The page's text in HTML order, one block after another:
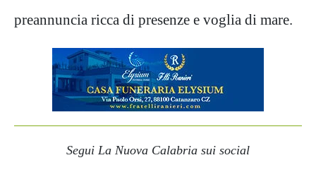
preannuncia ricca di presenze e voglia di mare.
Segui La Nuova Calabria sui social